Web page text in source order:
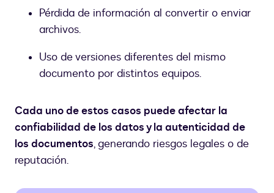
Pérdida de información al convertir o enviar
archivos.
Uso de versiones diferentes del mismo
documento por distintos equipos.
Cada uno de estos casos puede afectar la
confiabilidad de los datos y la autenticidad de
los documentos, generando riesgos legales o de
reputación.